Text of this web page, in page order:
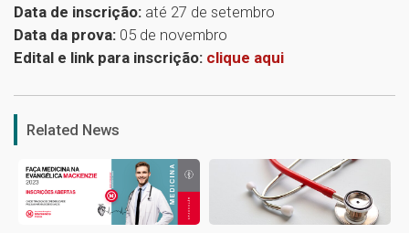
Data de inscrição: até 27 de setembro
Data da prova: 05 de novembro
Edital e link para inscrição: clique aqui
1
Related News